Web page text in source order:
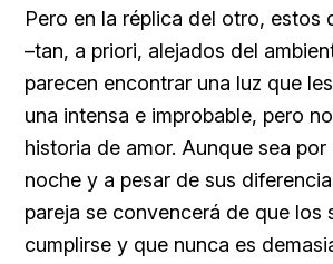
Pero en la réplica del otro, estos
–tan, a priori, alejados del
parecen encontrar una luz que
una intensa e improbable, pero
historia de amor. Aunque sea por
noche y a pesar de sus
pareja se convencerá de que los
cumplirse y que nunca es